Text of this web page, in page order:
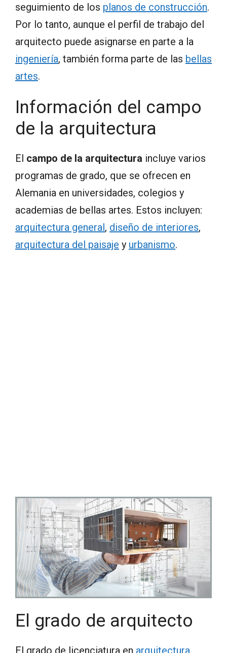
seguimiento de los planos de construcción.
Por lo tanto, aunque el perfil de trabajo del
arquitecto puede asignarse en parte a la
ingeniería, también forma parte de las bellas
artes.
Información del campo
de la arquitectura
El campo de la arquitectura incluye varios
programas de grado, que se ofrecen en
Alemania en universidades, colegios y
academias de bellas artes. Estos incluyen:
arquitectura general, diseño de interiores,
arquitectura del paisaje y urbanismo.
El grado de arquitecto
El grado de licenciatura en arquitectura